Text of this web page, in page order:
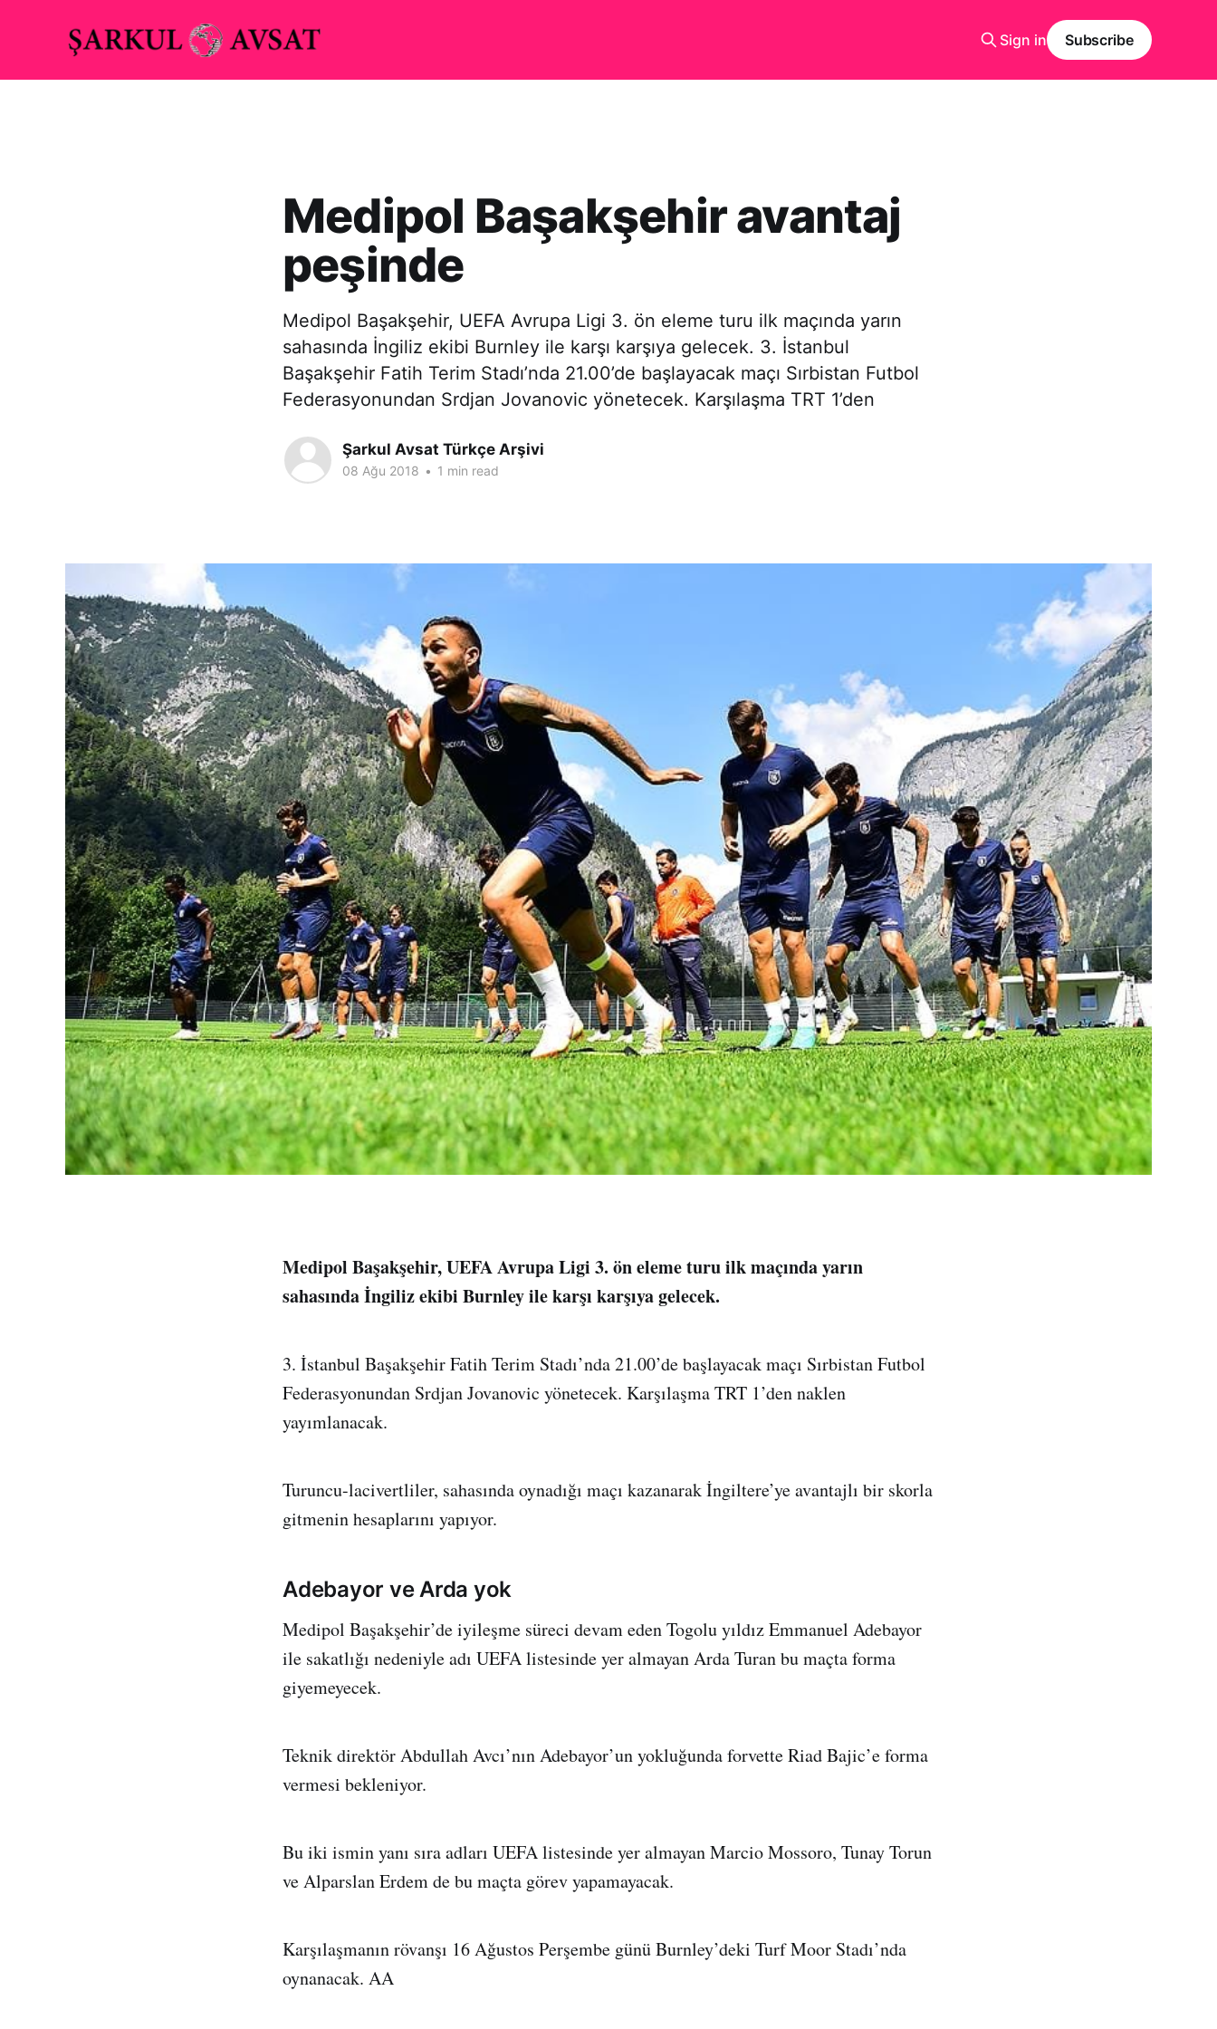
Sign in Subscribe
Medipol Başakşehir avantaj
peşinde
Medipol Başakşehir, UEFA Avrupa Ligi 3. ön eleme turu ilk maçında yarın
sahasında İngiliz ekibi Burnley ile karşı karşıya gelecek. 3. İstanbul
Başakşehir Fatih Terim Stadı’nda 21.00’de başlayacak maçı Sırbistan Futbol
Federasyonundan Srdjan Jovanovic yönetecek. Karşılaşma TRT 1’den
Şarkul Avsat Türkçe Arşivi
08 Ağu 2018 • 1 min read
Medipol Başakşehir, UEFA Avrupa Ligi 3. ön eleme turu ilk maçında yarın
sahasında İngiliz ekibi Burnley ile karşı karşıya gelecek.
3. İstanbul Başakşehir Fatih Terim Stadı’nda 21.00’de başlayacak maçı Sırbistan Futbol
Federasyonundan Srdjan Jovanovic yönetecek. Karşılaşma TRT 1’den naklen
yayımlanacak.
Turuncu-lacivertliler, sahasında oynadığı maçı kazanarak İngiltere’ye avantajlı bir skorla
gitmenin hesaplarını yapıyor.
Adebayor ve Arda yok
Medipol Başakşehir’de iyileşme süreci devam eden Togolu yıldız Emmanuel Adebayor
ile sakatlığı nedeniyle adı UEFA listesinde yer almayan Arda Turan bu maçta forma
giyemeyecek.
Teknik direktör Abdullah Avcı’nın Adebayor’un yokluğunda forvette Riad Bajic’e forma
vermesi bekleniyor.
Bu iki ismin yanı sıra adları UEFA listesinde yer almayan Marcio Mossoro, Tunay Torun
ve Alparslan Erdem de bu maçta görev yapamayacak.
Karşılaşmanın rövanşı 16 Ağustos Perşembe günü Burnley’deki Turf Moor Stadı’nda
oynanacak. AA